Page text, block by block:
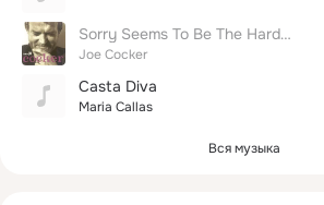
Sorry Seems To Be The Hardest
Joe Cocker
Casta Diva
Maria Callas
Вся музыка